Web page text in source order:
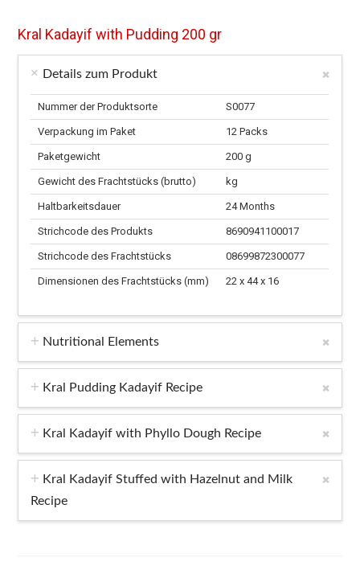
Kral Kadayif with Pudding 200 gr
Details zum Produkt
Nummer der Produktsorte S0077
Verpackung im Paket 12 Packs
Paketgewicht 200 g
Gewicht des Frachtstücks (brutto) kg
Haltbarkeitsdauer 24 Months
Strichcode des Produkts 8690941100017
Strichcode des Frachtstücks 08699872300077
Dimensionen des Frachtstücks (mm) 22 x 44 x 16
Nutritional Elements
Kral Pudding Kadayif Recipe
Kral Kadayif with Phyllo Dough Recipe
Kral Kadayif Stuffed with Hazelnut and Milk
Recipe